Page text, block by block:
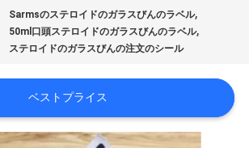
Sarmsのステロイドのガラスびんのラベル,
50ml口頭ステロイドのガラスびんのラベル,
ステロイドのガラスびんの注文のシール
ベストプライス